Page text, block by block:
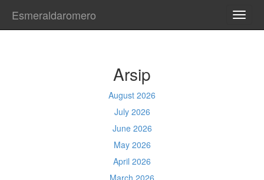
Esmeraldaromero
Arsip
August 2026
July 2026
June 2026
May 2026
April 2026
March 2026